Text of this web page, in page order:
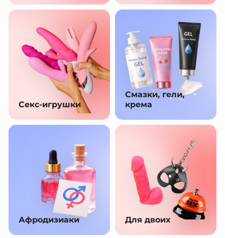
Секс-игрушки
Смазки, гели,
крема
Афродизиаки Для двоих